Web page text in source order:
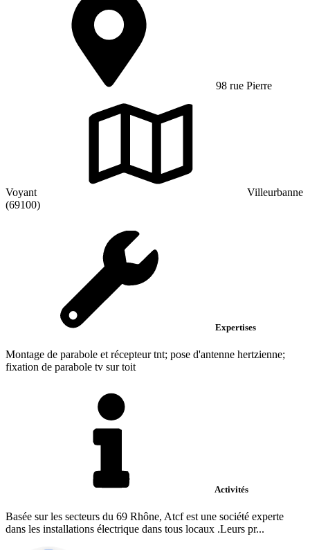
98 rue Pierre
Voyant
Villeurbanne
(69100)
Expertises
Montage de parabole et récepteur tnt; pose d'antenne hertzienne;
fixation de parabole tv sur toit
Activités
Basée sur les secteurs du 69 Rhône, Atcf est une société experte
dans les installations électrique dans tous locaux .Leurs pr...